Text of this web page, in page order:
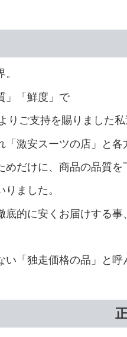
」「鮮度」で
ご支持を賜りました私
「激安スーツの店」と
だけに、商品の品質を
ました。
的に安くお届けする事
「独走価格の品」と呼